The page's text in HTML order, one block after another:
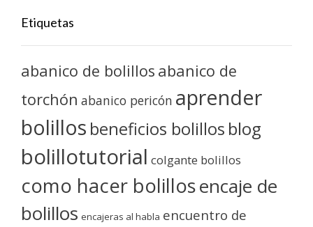
Etiquetas
abanico de bolillos abanico de
torchón abanico pericón aprender
bolillos beneficios bolillos blog
bolillotutorial colgante bolillos
como hacer bolillosencaje de
bolillos encajeras al habla encuentro de